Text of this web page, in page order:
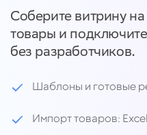
Соберите витрину
товары и
без разработчиков.
Шаблоны и готовые
Импорт товаров: